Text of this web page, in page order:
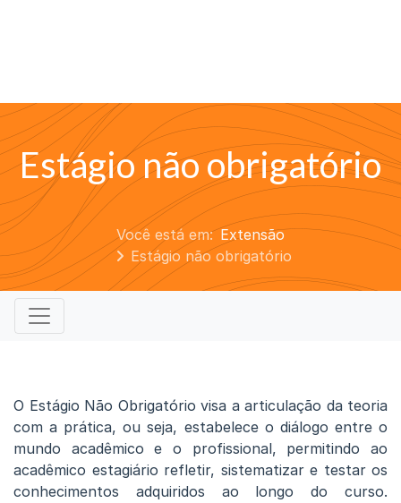
Estágio não obrigatório
Você está em: Extensão
Estágio não obrigatório
O Estágio Não Obrigatório visa a articulação da teoria
com a prática, ou seja, estabelece o diálogo entre o
mundo acadêmico e o profissional, permitindo ao
acadêmico estagiário refletir, sistematizar e testar os
conhecimentos adquiridos ao longo do curso.